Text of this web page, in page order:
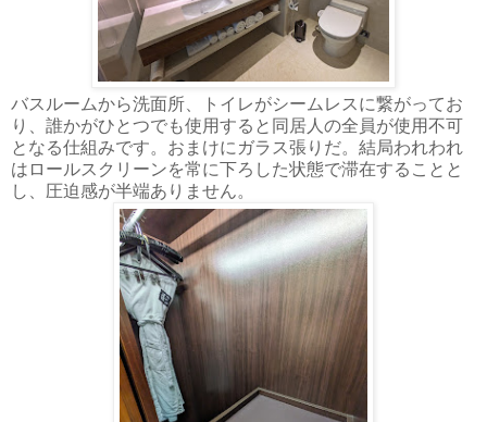
バスルームから洗面所、トイレがシームレスに繋がってお
り、誰かがひとつでも使用すると同居人の全員が使用不可
となる仕組みです。おまけにガラス張りだ。結局われわれ
はロールスクリーンを常に下ろした状態で滞在することと
し、圧迫感が半端ありません。